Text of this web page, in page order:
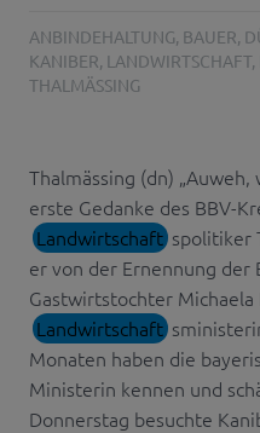
ANBINDEHALTUNG, BAUER,
KANIBER, LANDWIRTSCHAFT,
THALMÄSSING
Thalmässing (dn)
erste Gedanke des BBV-
Landwirtschaft spolitiker
er von der Ernennung der
Gastwirtstochter Michaela
Landwirtschaft
Monaten haben die
Ministerin kennen und
Donnerstag besuchte